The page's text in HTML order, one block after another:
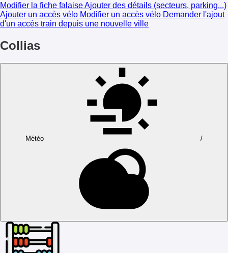
Modifier la fiche falaiseAjouter des détails (secteurs, parking...)
Ajouter un accès vélo Modifier un accès vélo Demander l'ajout
d'un accès train depuis une nouvelle ville
Collias
Météo /